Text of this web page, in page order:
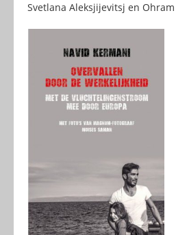
Svetlana Aleksjijevitsj en